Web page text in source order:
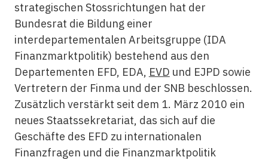
strategischen Stossrichtungen hat der
Bundesrat die Bildung einer
interdepartementalen Arbeitsgruppe (IDA
Finanzmarktpolitik) bestehend aus den
Departementen EFD, EDA, EVD und EJPD sowie
Vertretern der Finma und der SNB beschlossen.
Zusätzlich verstärkt seit dem 1. März 2010 ein
neues Staatssekretariat, das sich auf die
Geschäfte des EFD zu internationalen
Finanzfragen und die Finanzmarktpolitik